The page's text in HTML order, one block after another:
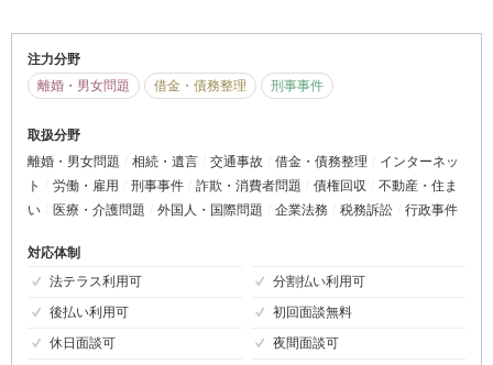
注力分野
離婚・男女問題
借金・債務整理 刑事事件
取扱分野
離婚・男女問題
相続・遺言 交通事故 借金・債務整理
インターネッ
ト
労働・雇用 刑事事件 詐欺・消費者問題 債権回収
不動産・住ま
い
医療・介護問題 外国人・国際問題 企業法務 税務訴訟 行政事件
対応体制
法テラス利用可
分割払い利用可
後払い利用可
初回面談無料
休日面談可
夜間面談可